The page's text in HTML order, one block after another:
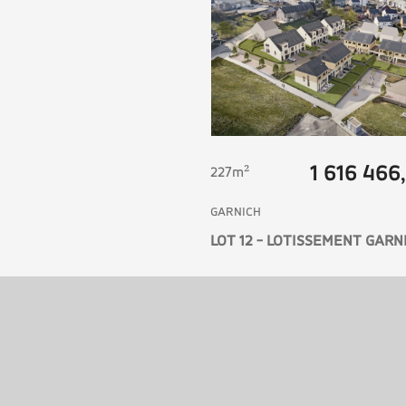
227m² 1 616
GARNICH
LOT 12 - LOTISSEMENT